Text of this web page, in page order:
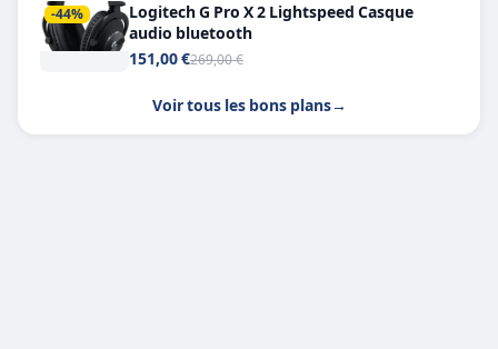
-44%
Logitech G Pro X 2 Lightspeed Casque
audio bluetooth
151,00 €269,00 €
Voir tous les bons plans→